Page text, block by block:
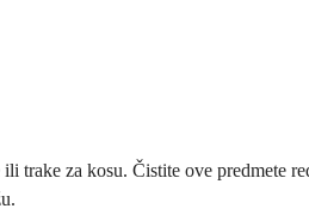
za kosu. Čistite ove predmete